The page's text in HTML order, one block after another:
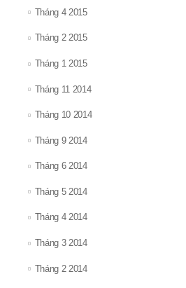
Tháng 4 2015
Tháng 2 2015
Tháng 1 2015
Tháng 11 2014
Tháng 10 2014
Tháng 9 2014
Tháng 6 2014
Tháng 5 2014
Tháng 4 2014
Tháng 3 2014
Tháng 2 2014